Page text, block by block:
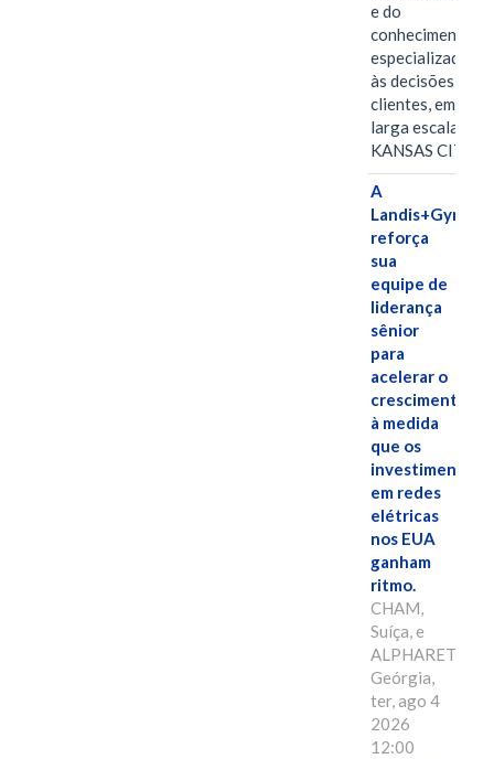
e do
conhecimento
especializado
às decisões dos
clientes, em
larga escala
KANSAS CITY,…
A
Landis+Gyr
reforça
sua
equipe de
liderança
sênior
para
acelerar o
crescimento,
à medida
que os
investimentos
em redes
elétricas
nos EUA
ganham
ritmo.
CHAM,
Suíça, e
ALPHARETTA,
Geórgia,
ter, ago 4
2026
12:00